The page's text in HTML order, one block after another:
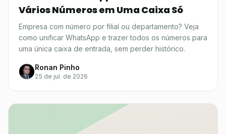
Vários Números em Uma Caixa Só
Empresa com número por filial ou departamento? Veja
como unificar WhatsApp e trazer todos os números para
uma única caixa de entrada, sem perder histórico.
Ronan Pinho
25 de jul. de 2026